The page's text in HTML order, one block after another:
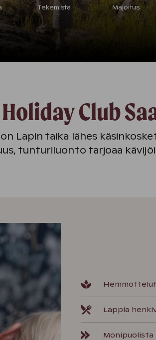
Tekemistä Majoitus
Club
Lapin taika lähes
tunturiluonto tarjoaa
Lappia
Monipuolista